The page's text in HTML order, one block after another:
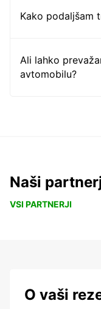
Kako podaljšam
Ali lahko
avtomobilu?
Naši
VSI PARTNERJI
O vaši